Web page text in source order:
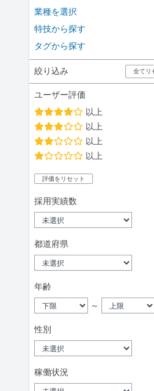
業種を選択
特技から探す
タグから探す
絞り込み 全てリ
ユーザー評価
以上
以上
以上
以上
評価をリセット
採用実績数
都道府県
年齢
～
性別
稼働状況